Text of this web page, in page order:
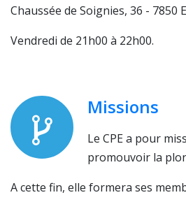
Chaussée de Soignies, 36 - 7850
Vendredi de 21h00 à 22h00.
Missions
Le CPE a pour
promouvoir la
A cette fin, elle formera ses